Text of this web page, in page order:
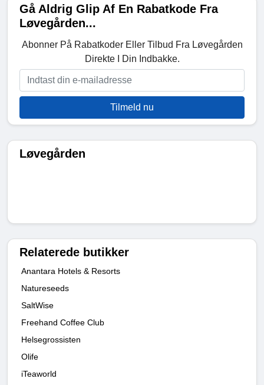
Gå Aldrig Glip Af En Rabatkode Fra
Løvegården...
Abonner På Rabatkoder Eller Tilbud Fra Løvegården
Direkte I Din Indbakke.
Tilmeld nu
Løvegården
Relaterede butikker
Anantara Hotels & Resorts
Natureseeds
SaltWise
Freehand Coffee Club
Helsegrossisten
Olife
iTeaworld